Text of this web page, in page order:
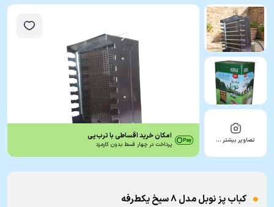
تصاویر بیشتر … امکان خرید اقساطی با ترب‌پی
پرداخت در چهار قسط بدون کارمزد
کباب پز نوبل مدل 8 سیخ یکطرفه